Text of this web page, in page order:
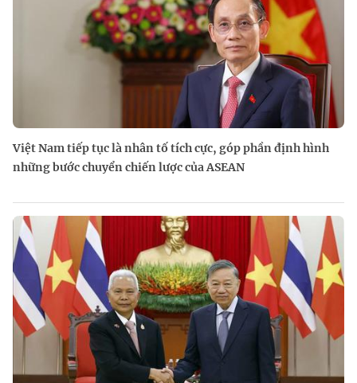
Việt Nam tiếp tục là nhân tố tích cực, góp phần định hình
những bước chuyển chiến lược của ASEAN